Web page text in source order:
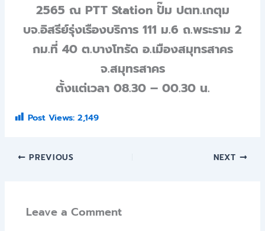
2565 ณ PTT Station ปั๊ม ปตท.เกตุม
บจ.อิสรีย์รุ่งเรืองบริการ 111 ม.6 ถ.พระราม 2
กม.ที่ 40 ต.บางโทรัด อ.เมืองสมุทรสาคร
จ.สมุทรสาคร
ตั้งแต่เวลา 08.30 – 00.30 น.
Post Views: 2,149
PREVIOUS NEXT
Leave a Comment